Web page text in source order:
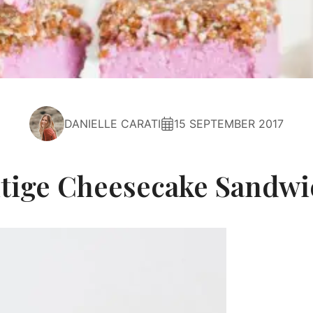
DANIELLE CARATI 15 SEPTEMBER 2017
Cheesecake